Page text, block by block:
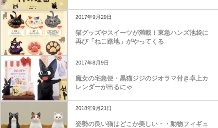
2017年9月29日
猫グッズやスイーツが満載！東急ハンズ池袋に
再び「ねこ路地」がやってくる
2017年8月9日
魔女の宅急便・黒猫ジジのジオラマ付き卓上カ
レンダーが出るにゃ
2018年9月21日
姿勢の良い猫はどこか美しい・・動物フィギュ